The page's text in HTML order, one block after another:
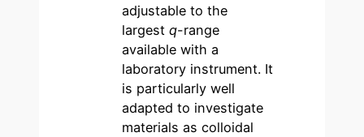
adjustable to the
largestq-range
available with a
laboratory instrument. It
is particularly well
adapted to investigate
materials as colloidal